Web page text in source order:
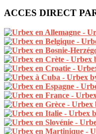
ACCES DIRECT